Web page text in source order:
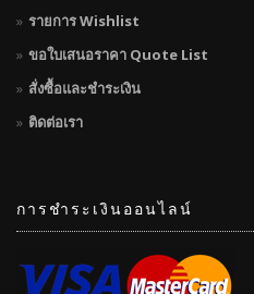
รายการ Wishlist
ขอใบเสนอราคา Quote List
สั่งซื้อและชำระเงิน
ติดต่อเรา
การชำระเงินออนไลน์